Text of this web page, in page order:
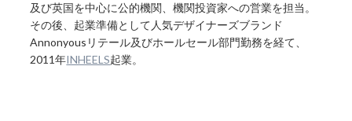
及び英国を中心に公的機関、機関投資家への営業を担当。
その後、起業準備として人気デザイナーズブランド
Annonyousリテール及びホールセール部門勤務を経て、
2011年INHEELS起業。